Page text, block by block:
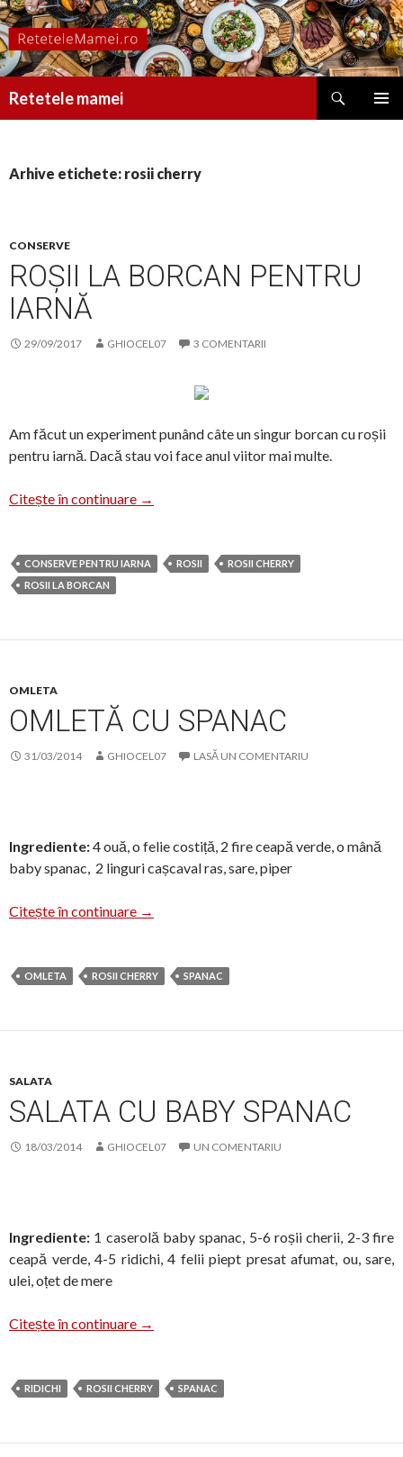
Retetele mamei
Arhive etichete: rosii cherry
CONSERVE
ROȘII LA BORCAN PENTRU
IARNĂ
29/09/2017 GHIOCEL07 3 COMENTARII
Am făcut un experiment punând câte un singur borcan cu roșii
pentru iarnă. Dacă stau voi face anul viitor mai multe.
Citește în continuare Roșii la borcan pentru iarnă
→
CONSERVE PENTRU IARNA ROSII
ROSII CHERRY
ROSII LA BORCAN
OMLETA
OMLETĂ CU SPANAC
31/03/2014 GHIOCEL07 LASĂ UN COMENTARIU
Ingrediente:4 ouă, o felie costiță, 2 fire ceapă verde, o mână
baby spanac, 2 linguri cașcaval ras, sare, piper
Citește în continuare Omletă cu spanac
→
OMLETA ROSII CHERRY SPANAC
SALATA
SALATA CU BABY SPANAC
18/03/2014 GHIOCEL07 UN COMENTARIU
Ingrediente: 1 caserolă baby spanac, 5-6 roșii cherii, 2-3 fire
ceapă verde, 4-5 ridichi, 4 felii piept presat afumat, ou, sare,
ulei, oțet de mere
Citește în continuare Salata cu baby spanac
→
RIDICHI ROSII CHERRY SPANAC